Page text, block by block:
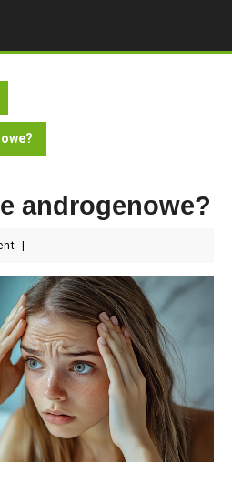
androgenowe?